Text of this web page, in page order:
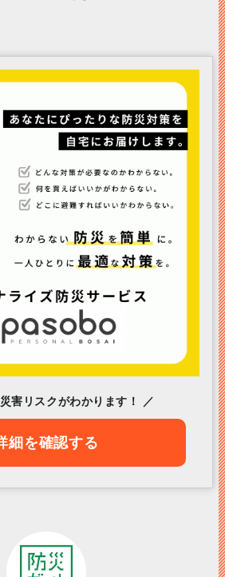
害リスクがわかります！ ／
細を確認する